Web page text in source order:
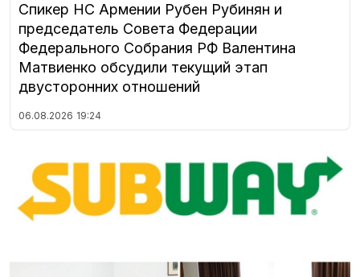
Спикер НС Армении Рубен Рубинян и
председатель Совета Федерации
Федерального Собрания РФ Валентина
Матвиенко обсудили текущий этап
двусторонних отношений
06.08.2026 19:24